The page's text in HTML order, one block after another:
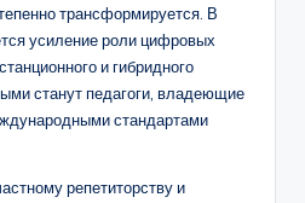
трансформируется. В
усиление роли цифровых
и гибридного
станут педагоги, владеющие
стандартами
репетиторству и